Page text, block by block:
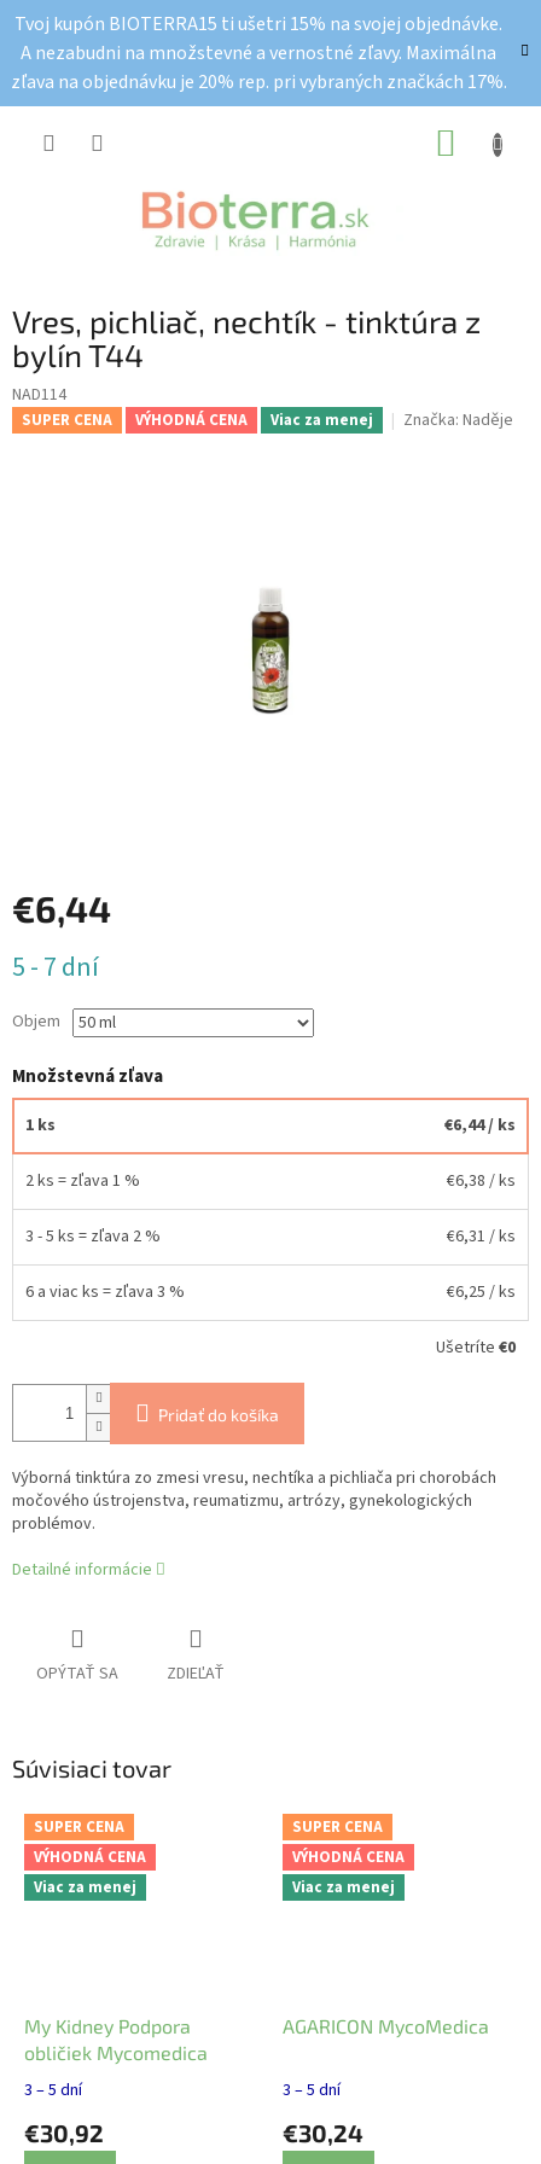
obsah
Tvoj kupón BIOTERRA15 ti ušetri 15% na svojej objednávke.
A nezabudni na množstevné a vernostné zľavy. Maximálna
zľava na objednávku je 20% rep. pri vybraných značkách 17%.
Vres, pichliač, nechtík - tinktúra z
bylín T44
NAD114
SUPER CENA VÝHODNÁ CENA Viac za menej Značka: Naděje
€6,44
cena:
5 - 7 dní
Objem
Množstevná zľava
1 ks €6,44/ ks
2 ks = zľava 1 % €6,38 / ks
3 - 5 ks = zľava 2 % €6,31 / ks
6 a viac ks = zľava 3 % €6,25 / ks
Ušetríte €0
Pridať do košíka
Výborná tinktúra zo zmesi vresu, nechtíka a pichliača pri chorobách
močového ústrojenstva, reumatizmu, artrózy, gynekologických
problémov.
Detailné informácie
OPÝTAŤ SA ZDIEĽAŤ
Súvisiaci tovar
SUPER CENA
VÝHODNÁ CENA
Viac za menej
My Kidney Podpora
obličiek Mycomedica
3 – 5 dní
€30,92
SUPER CENA
VÝHODNÁ CENA
Viac za menej
AGARICON MycoMedica
3 – 5 dní
€30,24